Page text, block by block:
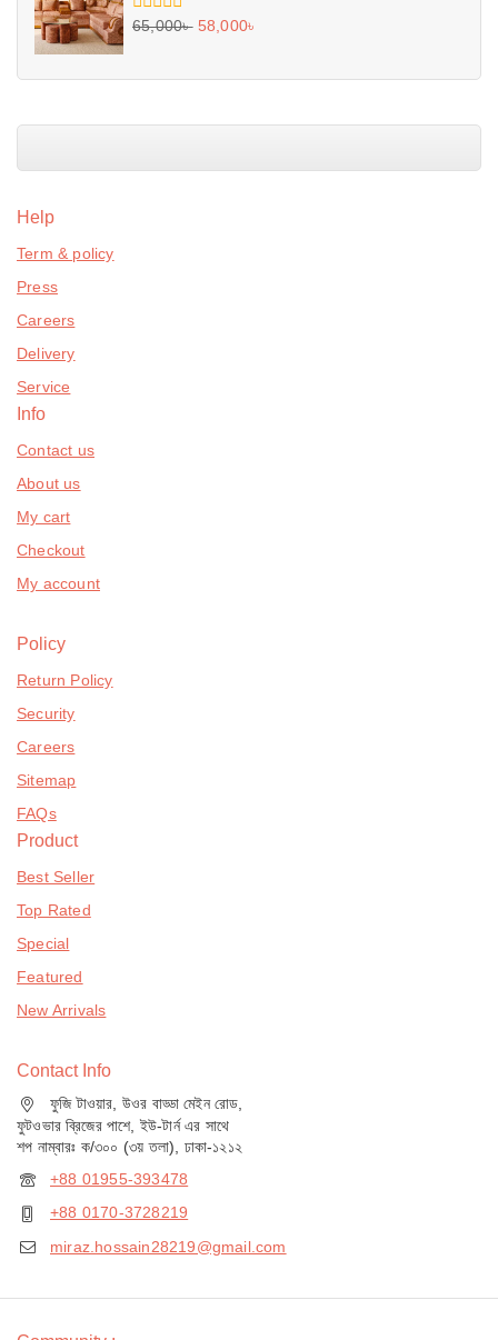
0
5
65,000৳ 58,000৳
Help
Term & policy
Press
Careers
Delivery
Service
Info
Contact us
About us
My cart
Checkout
My account
Policy
Return Policy
Security
Careers
Sitemap
FAQs
Product
Best Seller
Top Rated
Special
Featured
New Arrivals
Contact Info
ফুজি টাওয়ার, উওর বাড্ডা মেইন রোড,
ফুটওভার ব্রিজের পাশে, ইউ-টার্ন এর সাথে
শপ নাম্বারঃ ক/৩০০ (৩য় তলা), ঢাকা-১২১২
+88 01955-393478
+88 0170-3728219
miraz.hossain28219@gmail.com